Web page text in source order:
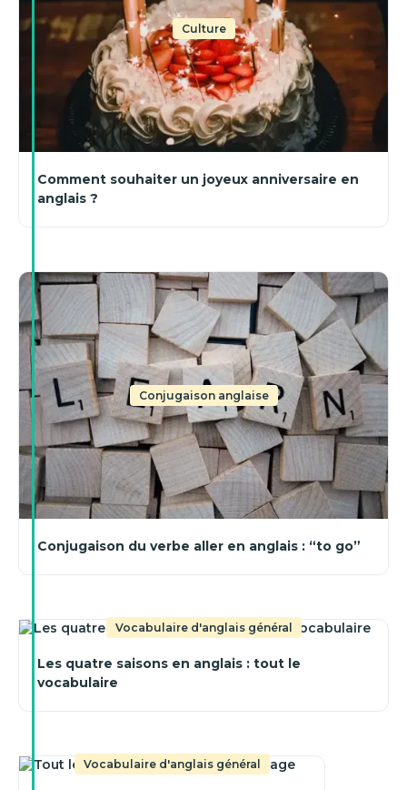
Culture
Comment souhaiter un joyeux anniversaire en
anglais ?
Conjugaison anglaise
Conjugaison du verbe aller en anglais : “to go”
Vocabulaire d'anglais général
Les quatre saisons en anglais : tout le
vocabulaire
Vocabulaire d'anglais général